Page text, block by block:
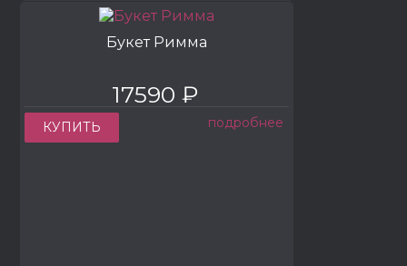
Букет Римма
17590 ₽
КУПИТЬ подробнее